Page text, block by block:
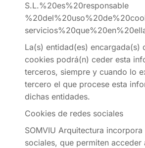
S.L.%20es%20responsable
La(s) entidad(es) encargada(s)
cookies podrá(n) ceder esta
terceros, siempre y cuando lo
tercero el que procese esta
dichas entidades.
Cookies de redes sociales
SOMVIU Arquitectura
sociales, que permiten acceder